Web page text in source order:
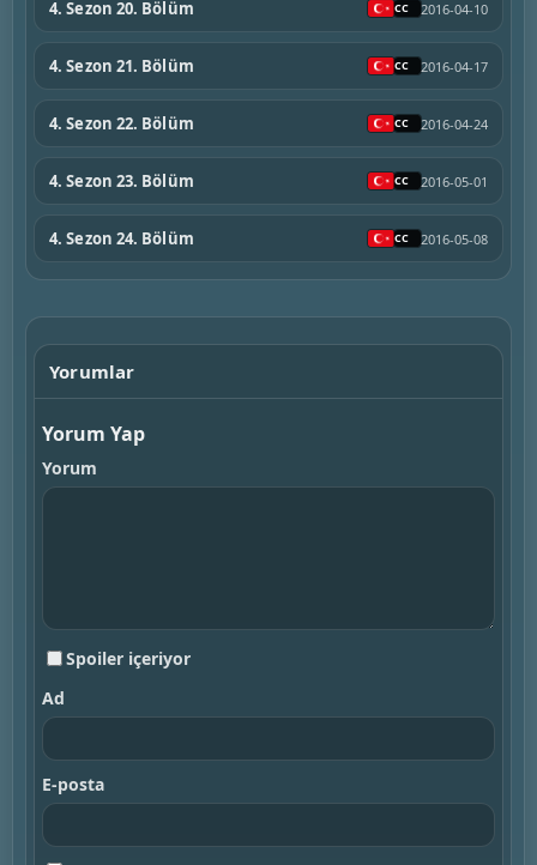
4. Sezon 20. Bölüm 2016-04-10
4. Sezon 21. Bölüm 2016-04-17
4. Sezon 22. Bölüm 2016-04-24
4. Sezon 23. Bölüm 2016-05-01
4. Sezon 24. Bölüm 2016-05-08
Yorumlar
Yorum Yap
Yorum
Spoiler içeriyor
Ad
E-posta